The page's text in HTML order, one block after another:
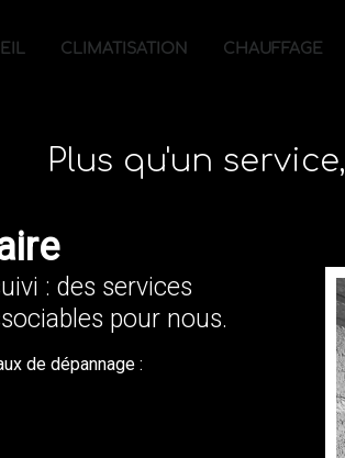
CLIMATISATION CHAUFFAGE
Plus qu'un
: des services
pour nous.
de dépannage :